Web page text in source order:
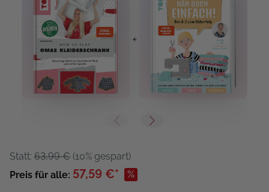
+
Statt: 63,99 € (10% gespart)
Preis für alle: 57,59 €* %